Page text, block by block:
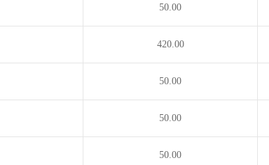
50.00
420.00
50.00
50.00
50.00